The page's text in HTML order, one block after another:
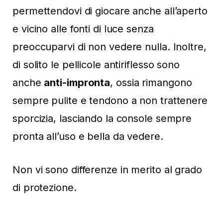
permettendovi di giocare anche all’aperto
e vicino alle fonti di luce senza
preoccuparvi di non vedere nulla. Inoltre,
di solito le pellicole antiriflesso sono
anche anti-impronta, ossia rimangono
sempre pulite e tendono a non trattenere
sporcizia, lasciando la console sempre
pronta all’uso e bella da vedere.
Non vi sono differenze in merito al grado
di protezione.